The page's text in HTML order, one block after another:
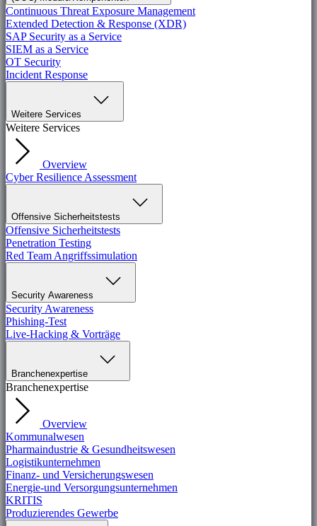
Continuous Threat Exposure Management
Extended Detection & Response (XDR)
SAP Security as a Service
SIEM as a Service
OT Security
Incident Response
Weitere Services
Weitere Services
Overview
Cyber Resilience Assessment
Offensive Sicherheitstests
Offensive Sicherheitstests
Penetration Testing
Red Team Angriffssimulation
Security Awareness
Security Awareness
Phishing-Test
Live-Hacking & Vorträge
Branchenexpertise
Branchenexpertise
Overview
Kommunalwesen
Pharmaindustrie & Gesundheitswesen
Logistikunternehmen
Finanz- und Versicherungswesen
Energie-und Versorgungsunternehmen
KRITIS
Produzierendes Gewerbe